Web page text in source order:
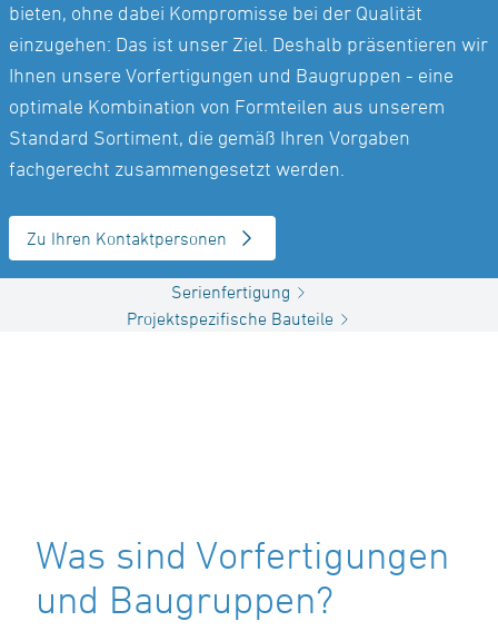
bieten, ohne dabei Kompromisse bei der Qualität
einzugehen: Das ist unser Ziel. Deshalb präsentieren wir
Ihnen unsere Vorfertigungen und Baugruppen - eine
optimale Kombination von Formteilen aus unserem
Standard Sortiment, die gemäß Ihren Vorgaben
fachgerecht zusammengesetzt werden.
Zu Ihren Kontaktpersonen
Serienfertigung
Projektspezifische Bauteile
Was sind Vorfertigungen
und Baugruppen?